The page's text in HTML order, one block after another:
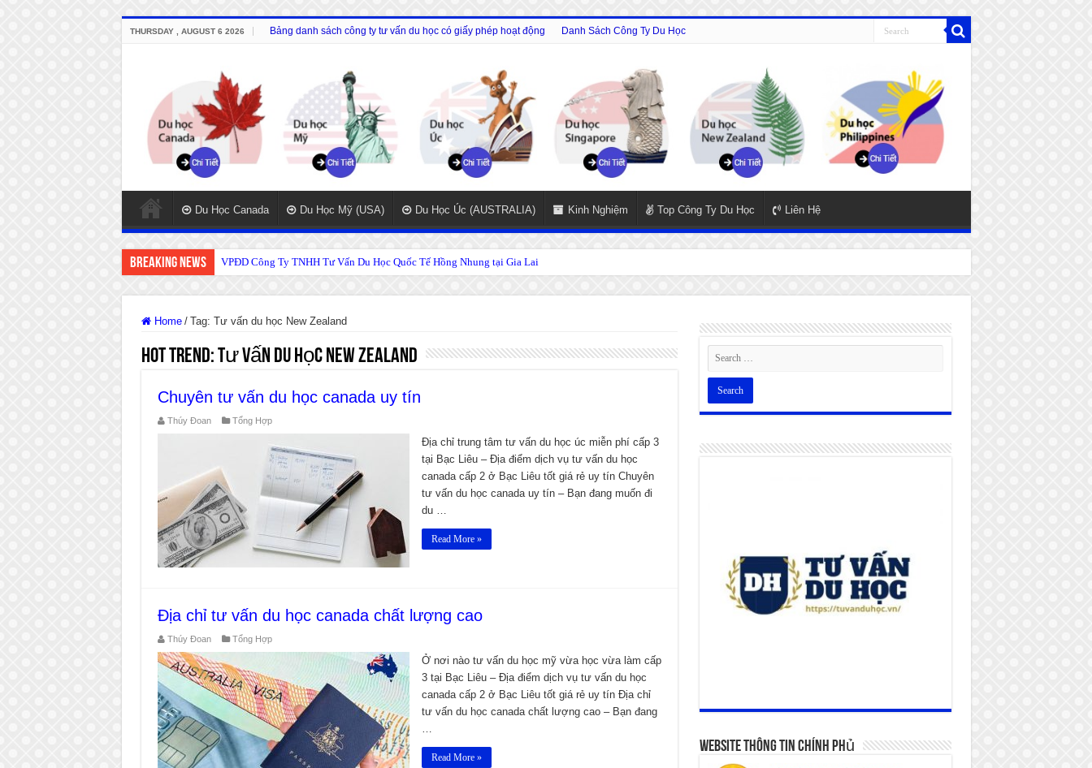
THURSDAY , AUGUST 6 2026 Bảng danh sách công ty tư vấn du học có giấy phép hoạt động Danh Sách Công Ty Du Học
Du Học Canada Du Học Mỹ (USA) Du Học Úc (AUSTRALIA) Kinh Nghiệm Top Công Ty Du Học Liên Hệ
Breaking News VPĐD Công Ty TNHH Tư Vấn Du Học Quốc Tế Hồng Nhung tại Gia Lai
VP Đại diện- TTTVDH quốc tế toàn cầu
Home / Tag: Tư vấn du học New Zealand
Hot Trend:Tư vấn du học New Zealand
Chuyên tư vấn du học canada uy tín
Thúy Đoan Tổng Hợp
Địa chỉ trung tâm tư vấn du học úc miễn phí cấp 3
tại Bạc Liêu – Địa điểm dịch vụ tư vấn du học
canada cấp 2 ở Bạc Liêu tốt giá rẻ uy tín Chuyên
tư vấn du học canada uy tín – Bạn đang muốn đi
du …
Read More »
Địa chỉ tư vấn du học canada chất lượng cao
Thúy Đoan Tổng Hợp
Ở nơi nào tư vấn du học mỹ vừa học vừa làm cấp
3 tại Bạc Liêu – Địa điểm dịch vụ tư vấn du học
canada cấp 2 ở Bạc Liêu tốt giá rẻ uy tín Địa chỉ
tư vấn du học canada chất lượng cao – Bạn đang
Read More »
Website Thông Tin Chính Phủ